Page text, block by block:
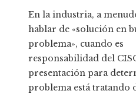
En la industria, a
hablar de «solución en
problema», cuando es
responsabilidad del
presentación para
problema está tratando